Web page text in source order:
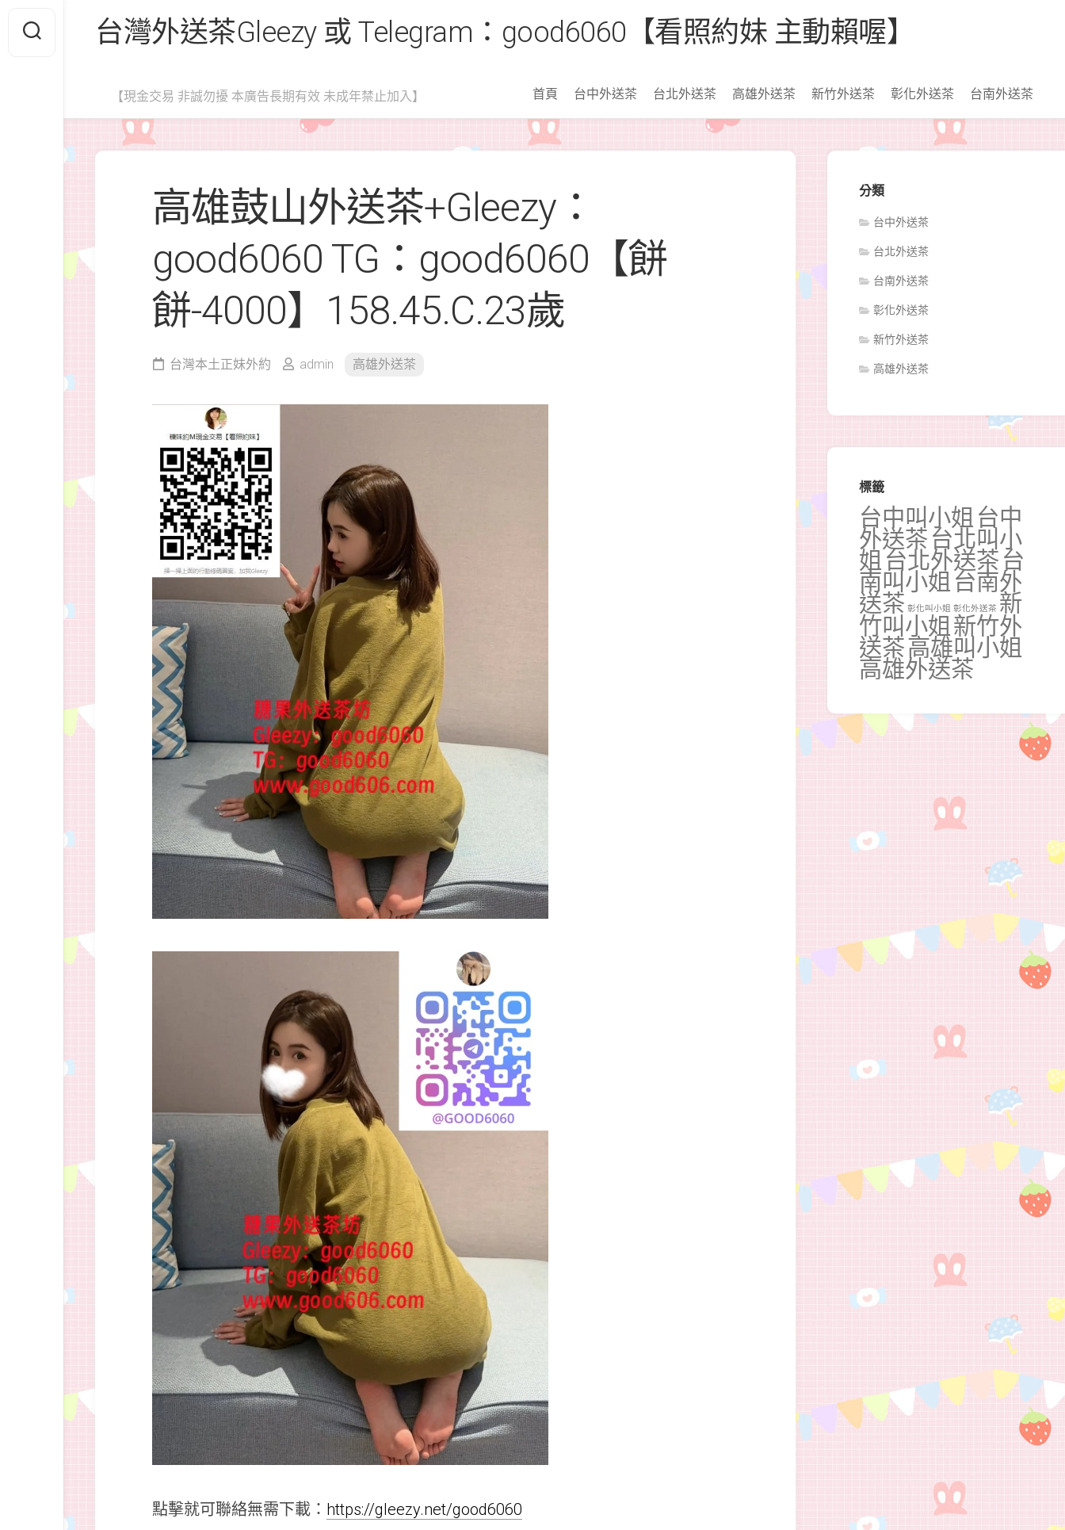
content
台灣外送茶Gleezy 或 Telegram：good6060【看照約妹 主動賴喔】
【現金交易 非誠勿擾 本廣告長期有效 未成年禁止加入】 首頁 台中外送茶 台北外送茶 高雄外送茶 新竹外送茶 彰化外送茶 台南外送茶
高雄鼓山外送茶+Gleezy：
good6060 TG：good6060【餅
餅-4000】158.45.C.23歲
台灣本土正妹外約 admin 高雄外送茶
點擊就可聯絡無需下載： https://gleezy.net/good6060
分類
台中外送茶
台北外送茶
台南外送茶
彰化外送茶
新竹外送茶
高雄外送茶
標籤
台中叫小姐 台中
外送茶 台北叫小
姐 台北外送茶 台
南叫小姐 台南外
送茶 彰化叫小姐 彰化外送茶 新
竹叫小姐 新竹外
送茶高雄叫小姐
高雄外送茶